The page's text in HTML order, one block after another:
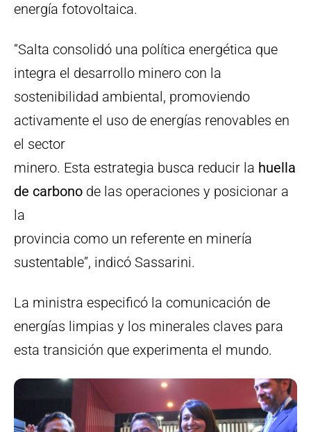
energía fotovoltaica.
“Salta consolidó una política energética que
integra el desarrollo minero con la
sostenibilidad ambiental, promoviendo
activamente el uso de energías renovables en
el sector
minero. Esta estrategia busca reducir la huella
de carbono de las operaciones y posicionar a
la
provincia como un referente en minería
sustentable”, indicó Sassarini.
La ministra especificó la comunicación de
energías limpias y los minerales claves para
esta transición que experimenta el mundo.